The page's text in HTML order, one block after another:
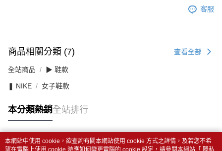
客服
商品相關分類 (7) 查看全部
全站商品 ▶ 鞋款
❚ NIKE 女子鞋款
本分類熱銷全站排行
熱門標籤
本網站中使用 cookie，欲查詢有關本網站使用 cookie 方式之詳情，及若您不希
望在電腦上使用 cookie 時應如何變更電腦的 cookie 設定，請參閱本網站「 隱私